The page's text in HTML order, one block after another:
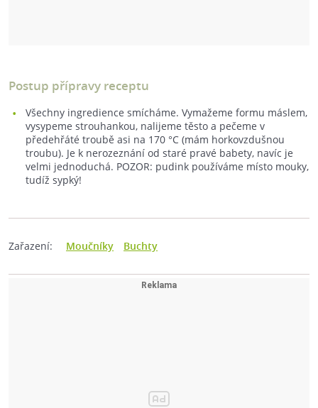
Postup přípravy receptu
Všechny ingredience smícháme. Vymažeme formu máslem,
vysypeme strouhankou, nalijeme těsto a pečeme v
předehřáté troubě asi na 170 °C (mám horkovzdušnou
troubu). Je k nerozeznání od staré pravé babety, navíc je
velmi jednoduchá. POZOR: pudink používáme místo mouky,
tudíž sypký!
Zařazení: Moučníky Buchty